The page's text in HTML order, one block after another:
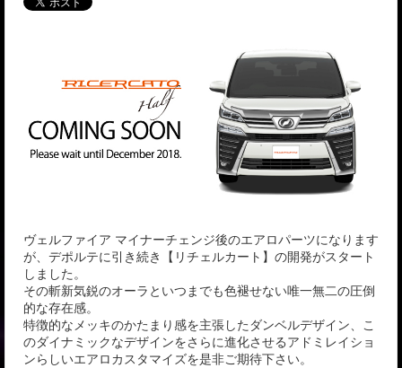
ヴェルファイア マイナーチェンジ後のエアロパーツになります
が、デポルテに引き続き【リチェルカート】の開発がスタート
しました。
その斬新気鋭のオーラといつまでも色褪せない唯一無二の圧倒
的な存在感。
特徴的なメッキのかたまり感を主張したダンベルデザイン、こ
のダイナミックなデザインをさらに進化させるアドミレイショ
ンらしいエアロカスタマイズを是非ご期待下さい。